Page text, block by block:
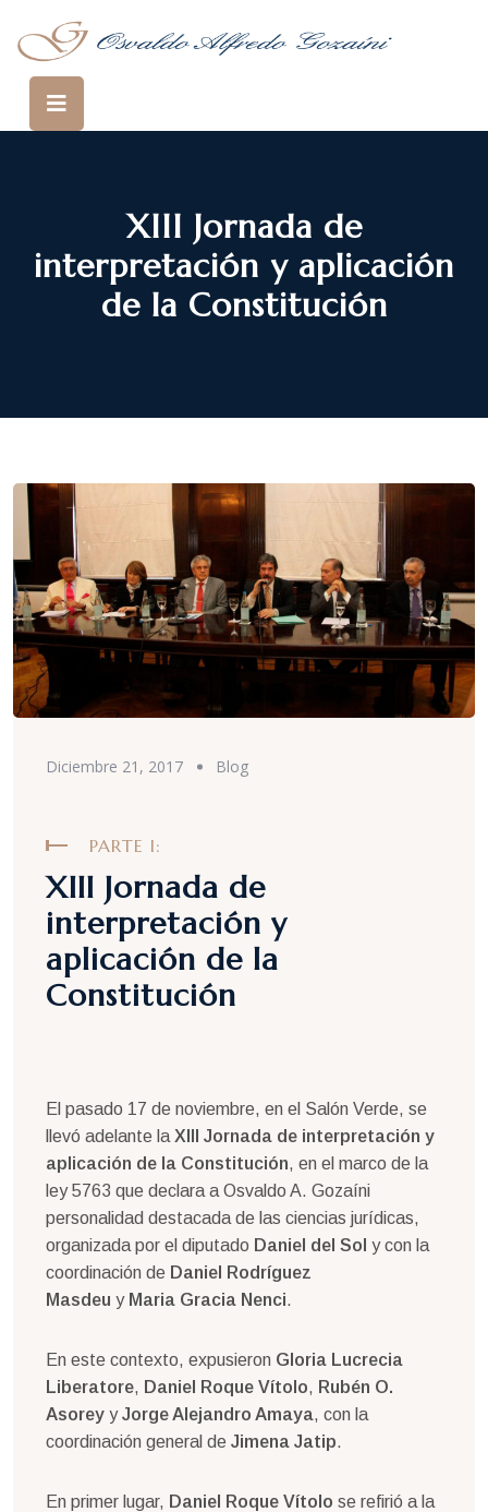
XIII Jornada de
interpretación y aplicación
de la Constitución
Diciembre 21, 2017 Blog
PARTE I:
XIII Jornada de
interpretación y
aplicación de la
Constitución
El pasado 17 de noviembre, en el Salón Verde, se
llevó adelante la XIII Jornada de interpretación y
aplicación de la Constitución, en el marco de la
ley 5763 que declara a Osvaldo A. Gozaíni
personalidad destacada de las ciencias jurídicas,
organizada por el diputado Daniel del Sol y con la
coordinación de Daniel Rodríguez
Masdeu y Maria Gracia Nenci.
En este contexto, expusieron Gloria Lucrecia
Liberatore, Daniel Roque Vítolo, Rubén O.
Asorey yJorge Alejandro Amaya, con la
coordinación general de Jimena Jatip.
En primer lugar, Daniel Roque Vítolo se refirió a la